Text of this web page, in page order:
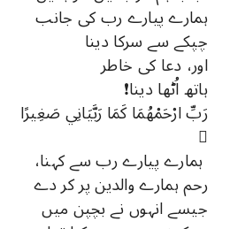
ہمارے پیارے رب کی جانب
چپکے سے سرکا دینا
اور، دعا کی خاطر
ہاتھ اُٹھا دینا❗
رَبِّ ارْحَمْهُمَا كَمَا رَبَّيَانِي صَغِيرًا

ہمارے پیارے رب سے کہنا،
رحم ہمارے والدین پر کر دے
جیسے انہوں نے بچپن میں